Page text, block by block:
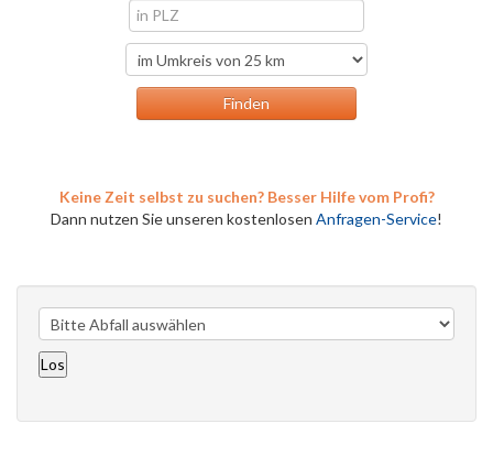
Keine Zeit selbst zu suchen? Besser Hilfe vom Profi?
Dann nutzen Sie unseren kostenlosen Anfragen-Service!